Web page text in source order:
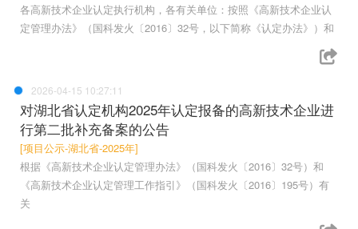
各高新技术企业认定执行机构，各有关单位：按照《高新技术企业认
定管理办法》（国科发火〔2016〕32号，以下简称《认定办法》）和
2026-04-15 10:27:11
对湖北省认定机构2025年认定报备的高新技术企业进
行第二批补充备案的公告
[项目公示-湖北省-2025年]
根据《高新技术企业认定管理办法》（国科发火〔2016〕32号）和
《高新技术企业认定管理工作指引》（国科发火〔2016〕195号）有
关